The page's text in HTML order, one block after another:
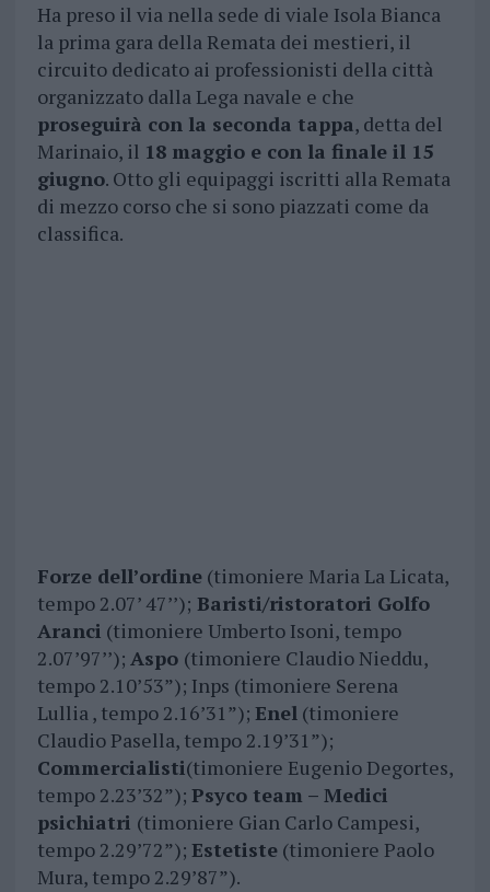
Ha preso il via nella sede di viale Isola Bianca
la prima gara della Remata dei mestieri, il
circuito dedicato ai professionisti della città
organizzato dalla Lega navale e che
proseguirà con la seconda tappa, detta del
Marinaio, il 18 maggio e con la finale il 15
giugno. Otto gli equipaggi iscritti alla Remata
di mezzo corso che si sono piazzati come da
classifica.
Forze dell’ordine(timoniere Maria La Licata,
tempo 2.07’ 47’’); Baristi/ristoratori Golfo
Aranci (timoniere Umberto Isoni, tempo
2.07’97’’); Aspo (timoniere Claudio Nieddu,
tempo 2.10’53”); Inps (timoniere Serena
Lullia , tempo 2.16’31”); Enel(timoniere
Claudio Pasella, tempo 2.19’31”);
Commercialisti(timoniere Eugenio Degortes,
tempo 2.23’32”); Psyco team – Medici
psichiatri (timoniere Gian Carlo Campesi,
tempo 2.29’72”); Estetiste(timoniere Paolo
Mura, tempo 2.29’87”).